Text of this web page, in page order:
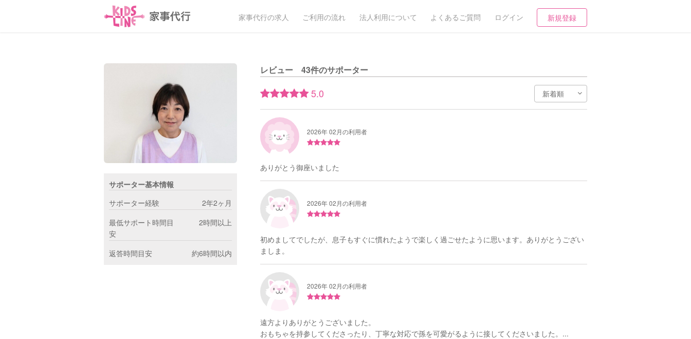
家事代行の求人 ご利用の流れ 法人利用について よくあるご質問 ログイン 新規登録
サポーター基本情報
サポーター経験
2年2ヶ月
最低サポート時間目
安
2時間以上
返答時間目安 約6時間以内
レビュー 43件のサポーター
5.0
2026年 02月の利用者
ありがとう御座いました
2026年 02月の利用者
初めましてでしたが、息子もすぐに慣れたようで楽しく過ごせたように思います。ありがとうござい
ましま。
2026年 02月の利用者
遠方よりありがとうございました。
おもちゃを持参してくださったり、丁寧な対応で孫を可愛がるように接してくださいました。...